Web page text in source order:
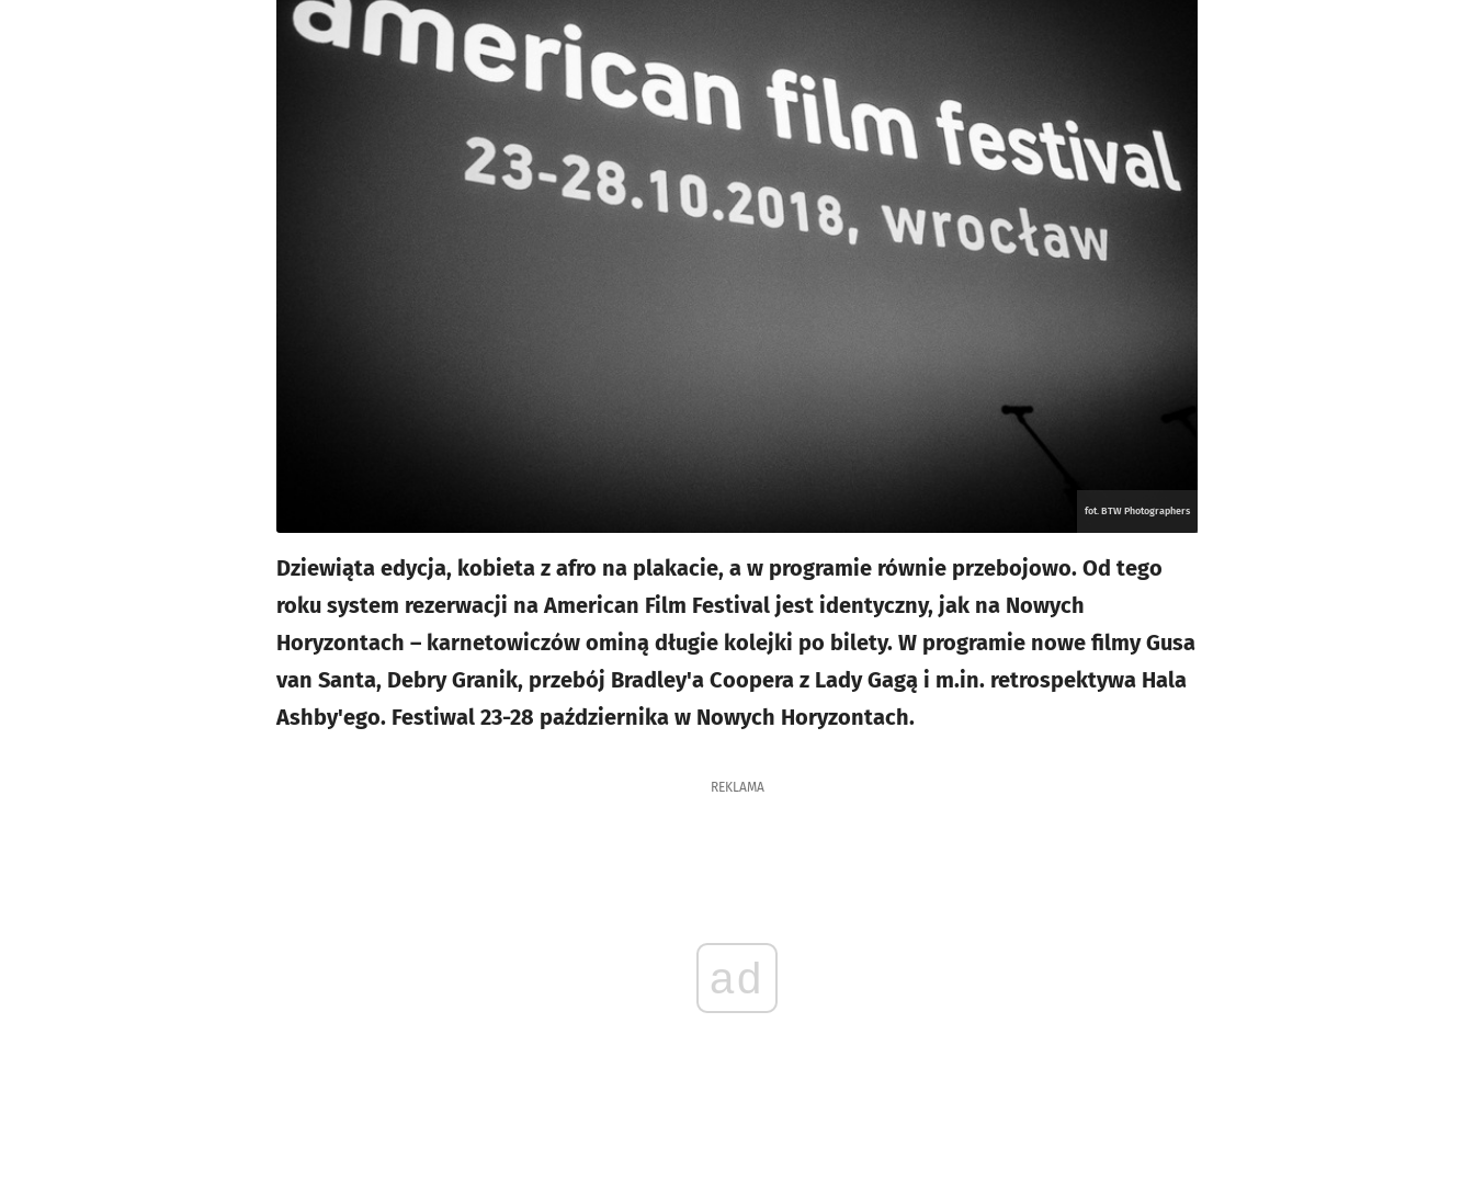
fot. BTW Photographers
Dziewiąta edycja, kobieta z afro na plakacie, a w programie równie przebojowo. Od tego
roku system rezerwacji na American Film Festival jest identyczny, jak na Nowych
Horyzontach – karnetowiczów ominą długie kolejki po bilety. W programie nowe filmy Gusa
van Santa, Debry Granik, przebój Bradley'a Coopera z Lady Gagą i m.in. retrospektywa Hala
Ashby'ego. Festiwal 23-28 października w Nowych Horyzontach.
REKLAMA
ad